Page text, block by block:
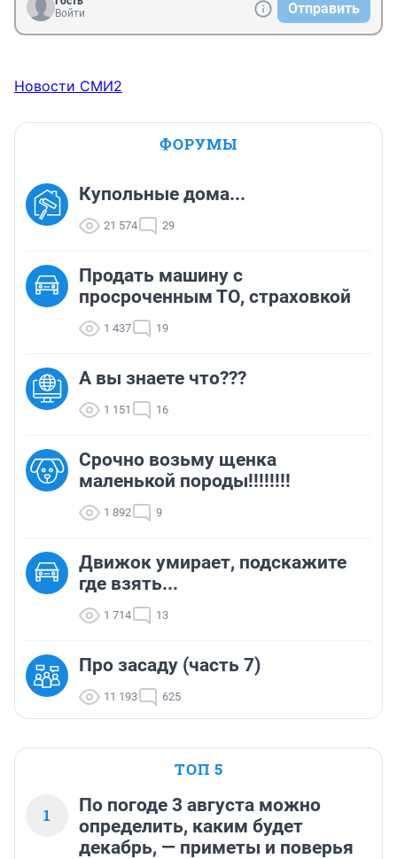
Войти
Отправить
Новости СМИ2
ФОРУМЫ
Купольные дома...
21 574 29
Продать машину с
просроченным ТО, страховкой
1 437 19
А вы знаете что???
1 151 16
Срочно возьму щенка
маленькой породы!!!!!!!!
1 892 9
Движок умирает, подскажите
где взять...
1 714 13
Про засаду (часть 7)
11 193 625
ТОП 5
1
По погоде 3 августа можно
определить, каким будет
декабрь, — приметы и поверья